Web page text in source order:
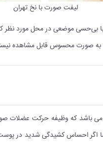
لیفت صورت با نخ تهران
با بی‌حسی موضعی در محل مورد
به صورت محسوس قابل مشاهده
باشد که وظیفه حرکت عضلات
اگر احساس کشیدگی شدید در